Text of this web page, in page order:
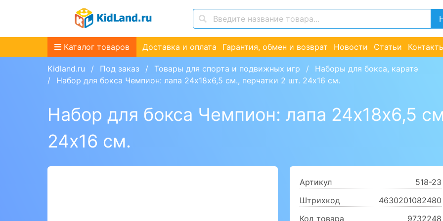
Каталог товаров Доставка и оплата Гарантия, обмен и возврат Новости Статьи
Kidland.ru Под заказ Товары для спорта и подвижных игр
Наборы для бокса, каратэ
Набор для бокса Чемпион: лапа 24х18х6,5 см., перчатки 2 шт. 24х16 см.
Набор для бокса Чемпион: лапа 24х18х6,5
24х16 см.
Артикул
518-23
Штрихкод
4630201082480
Код товара
9732248